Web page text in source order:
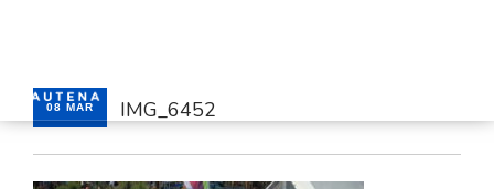
HASIERA
08 MAR IMG_6452